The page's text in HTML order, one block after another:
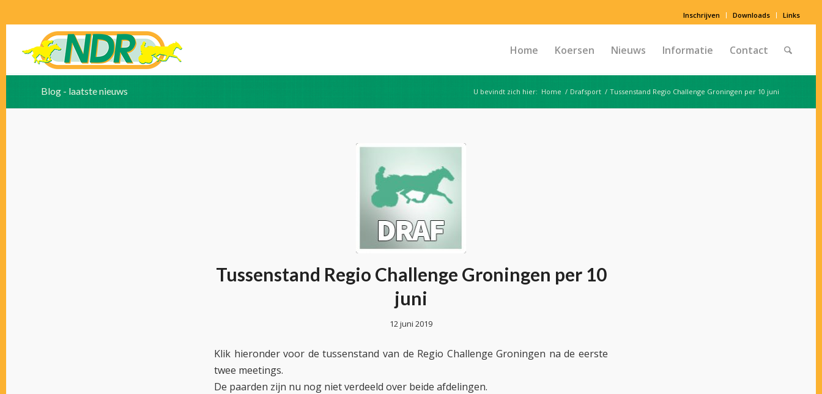
Inschrijven Downloads Links
Home Koersen Nieuws Informatie Contact
Blog - laatste nieuws U bevindt zich hier: Home / Drafsport / Tussenstand Regio Challenge Groningen per 10 juni
Tussenstand Regio Challenge Groningen per 10
juni
12 juni 2019
Klik hieronder voor de tussenstand van de Regio Challenge Groningen na de eerste
twee meetings.
De paarden zijn nu nog niet verdeeld over beide afdelingen.